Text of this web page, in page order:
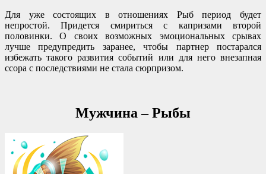
Для уже состоящих в отношениях Рыб период будет
непростой. Придется смириться с капризами второй
половинки. О своих возможных эмоциональных срывах
лучше предупредить заранее, чтобы партнер постарался
избежать такого развития событий или для него внезапная
ссора с последствиями не стала сюрпризом.
Мужчина – Рыбы